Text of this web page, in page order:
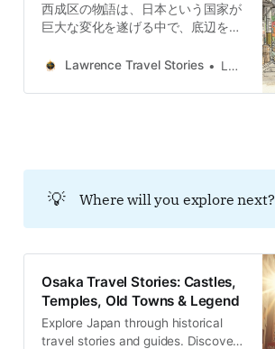
西成区の物語は、日本という国家が
巨大な変化を遂げる中で、底辺を支
の叙事詩である。ここは単なる「過
る。
Lawrence Travel Stories Lawrence
💡 Where will you explore next?
Osaka Travel Stories: Castles,
Temples, Old Towns & Legend
Explore Japan through historical
travel stories and guides. Discover